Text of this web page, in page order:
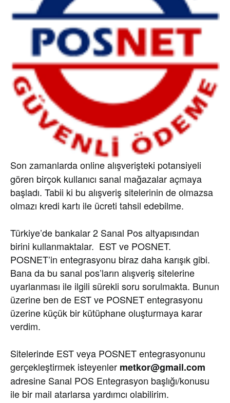
Son zamanlarda online alışverişteki potansiyeli
gören birçok kullanıcı sanal mağazalar açmaya
başladı. Tabii ki bu alışveriş sitelerinin de olmazsa
olmazı kredi kartı ile ücreti tahsil edebilme.
Türkiye’de bankalar 2 Sanal Pos altyapısından
birini kullanmaktalar. EST ve POSNET.
POSNET’in entegrasyonu biraz daha karışık gibi.
Bana da bu sanal pos’ların alışveriş sitelerine
uyarlanması ile ilgili sürekli soru sorulmakta. Bunun
üzerine ben de EST ve POSNET entegrasyonu
üzerine küçük bir kütüphane oluşturmaya karar
verdim.
Sitelerinde EST veya POSNET entegrasyonunu
gerçekleştirmek isteyenler metkor@gmail.com
adresine Sanal POS Entegrasyon başlığı/konusu
ile bir mail atarlarsa yardımcı olabilirim.